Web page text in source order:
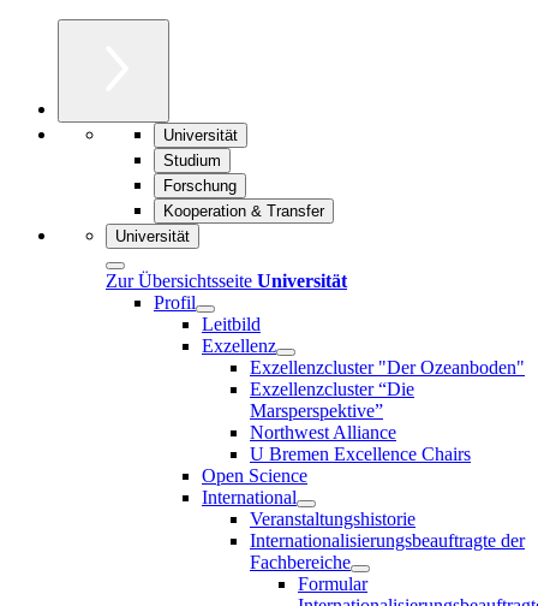
Universität
Studium
Forschung
Kooperation & Transfer
Universität
Zur Übersichtsseite Universität
Profil
Leitbild
Exzellenz
Exzellenzcluster "Der Ozeanboden"
Exzellenzcluster “Die
Marsperspektive”
Northwest Alliance
U Bremen Excellence Chairs
Open Science
International
Veranstaltungshistorie
Internationalisierungsbeauftragte der
Fachbereiche
Formular